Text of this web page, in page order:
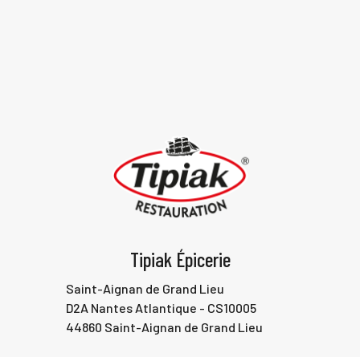
Tipiak Épicerie
Saint-Aignan de Grand Lieu
D2A Nantes Atlantique - CS10005
44860 Saint-Aignan de Grand Lieu